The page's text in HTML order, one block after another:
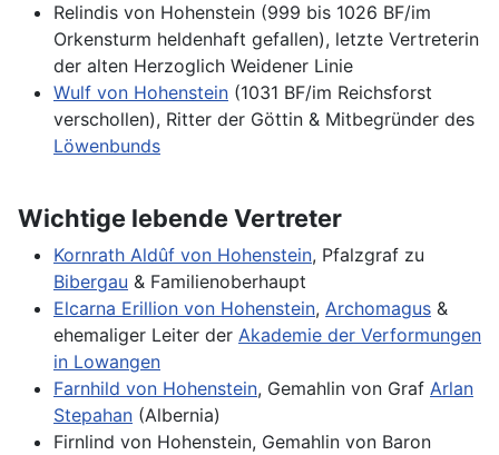
Relindis von Hohenstein (999 bis 1026 BF/im
Orkensturm heldenhaft gefallen), letzte Vertreterin
der alten Herzoglich Weidener Linie
Wulf von Hohenstein (1031 BF/im Reichsforst
verschollen), Ritter der Göttin & Mitbegründer des
Löwenbunds
Wichtige lebende Vertreter
Kornrath Aldûf von Hohenstein, Pfalzgraf zu
Bibergau & Familienoberhaupt
Elcarna Erillion von Hohenstein, Archomagus &
ehemaliger Leiter der Akademie der Verformungen
in Lowangen
Farnhild von Hohenstein, Gemahlin von Graf Arlan
Stepahan (Albernia)
Firnlind von Hohenstein, Gemahlin von Baron